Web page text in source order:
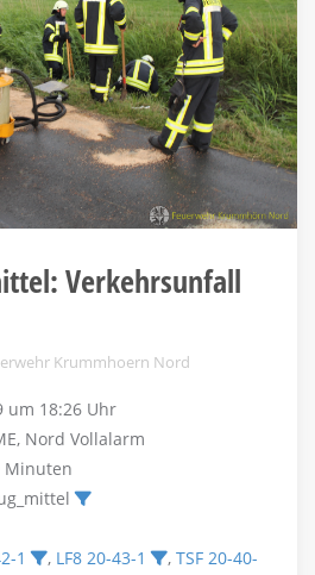
Verkehrsunfall
Krummhoern Nord
um 18:26 Uhr
Nord Vollalarm
Minuten
1 , LF8 20-43-1 , TSF 20-40-